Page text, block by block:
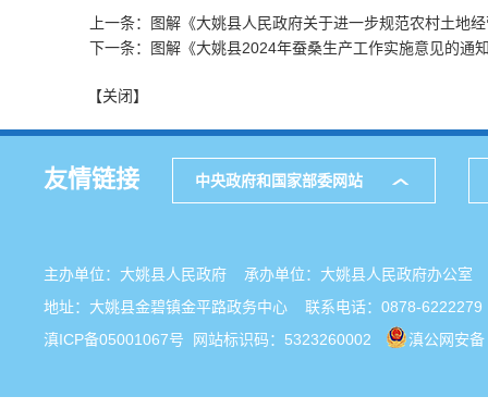
上一条：图解《大姚县人民政府关于进一步规范农村土地
下一条：图解《大姚县2024年蚕桑生产工作实施意见的通
【关闭】
友情链接 中央政府和国家部委网站
主办单位：大姚县人民政府 承办单位：大姚县人民政府办公
地址：大姚县金碧镇金平路政务中心 联系电话：0878-6222279
滇ICP备05001067号 网站标识码：5323260002 滇公网安